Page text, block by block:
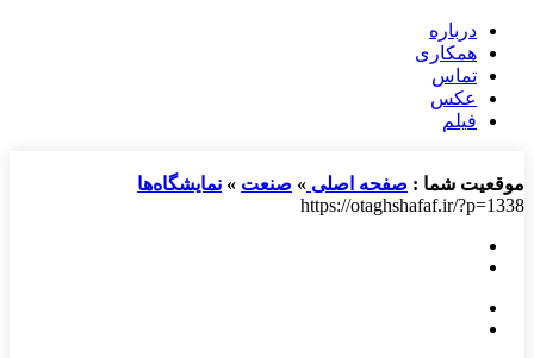
درباره
همکاری
تماس
عکس
فیلم
موقعیت شما : صفحه اصلی » صنعت » نمایشگاه‌ها
https://otaghshafaf.ir/?p=1338